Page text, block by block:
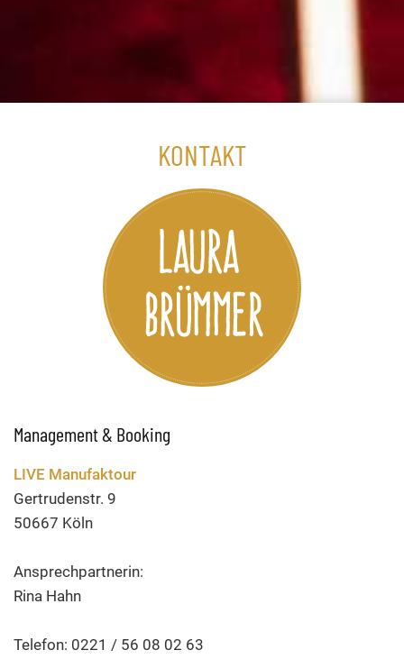
KONTAKT
Management & Booking
LIVE Manufaktour
Gertrudenstr. 9
50667 Köln
Ansprechpartnerin:
Rina Hahn
Telefon: 0221 / 56 08 02 63